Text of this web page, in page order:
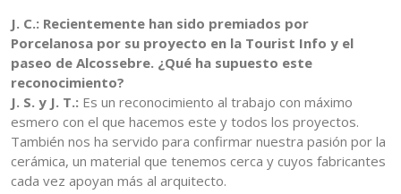
J. C.: Recientemente han sido premiados por
Porcelanosa por su proyecto en la Tourist Info y el
paseo de Alcossebre. ¿Qué ha supuesto este
reconocimiento?
J. S. y J. T.: Es un reconocimiento al trabajo con máximo
esmero con el que hacemos este y todos los proyectos.
También nos ha servido para confirmar nuestra pasión por la
cerámica, un material que tenemos cerca y cuyos fabricantes
cada vez apoyan más al arquitecto.